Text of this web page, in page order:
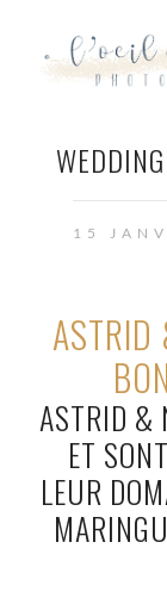
15
ASTRID
ASTRID &
ET
LEUR